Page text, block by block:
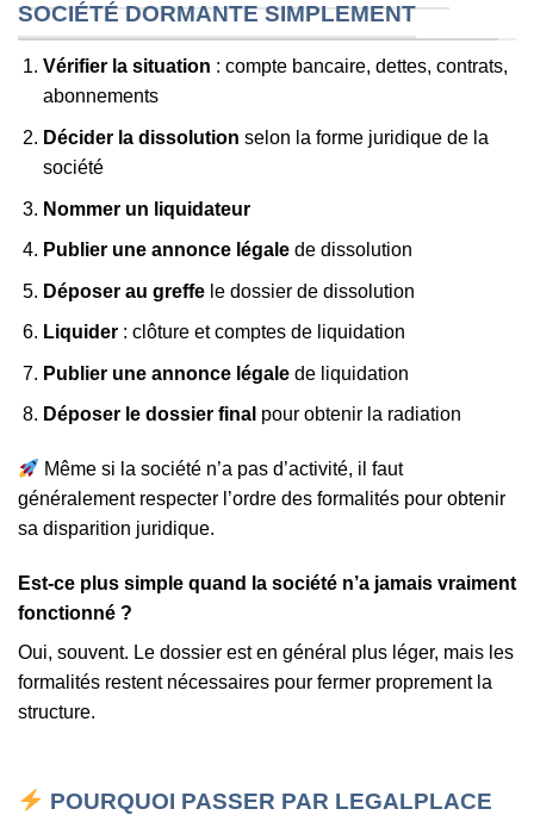
SOCIÉTÉ DORMANTE SIMPLEMENT
Vérifier la situation : compte bancaire, dettes, contrats,
abonnements
Décider la dissolution selon la forme juridique de la
société
Nommer un liquidateur
Publier une annonce légalede dissolution
Déposer au greffele dossier de dissolution
Liquider: clôture et comptes de liquidation
Publier une annonce légalede liquidation
Déposer le dossier final pour obtenir la radiation
Même si la société n’a pas d’activité, il faut
généralement respecter l’ordre des formalités pour obtenir
sa disparition juridique.
Est-ce plus simple quand la société n’a jamais vraiment
fonctionné ?
Oui, souvent. Le dossier est en général plus léger, mais les
formalités restent nécessaires pour fermer proprement la
structure.
POURQUOI PASSER PAR LEGALPLACE